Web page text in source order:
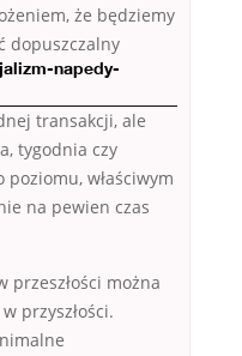
że będziemy
napedy-
dopuszczalny
transakcji, ale
tygodnia czy
właściwym
na pewien czas
przeszłości można
przyszłości.